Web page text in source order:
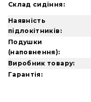
Склад сидіння:
Наявність
підлокітників:
Подушки
(наповнення):
Виробник товару:
Гарантія: